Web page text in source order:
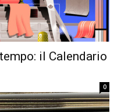
il Calendario
0